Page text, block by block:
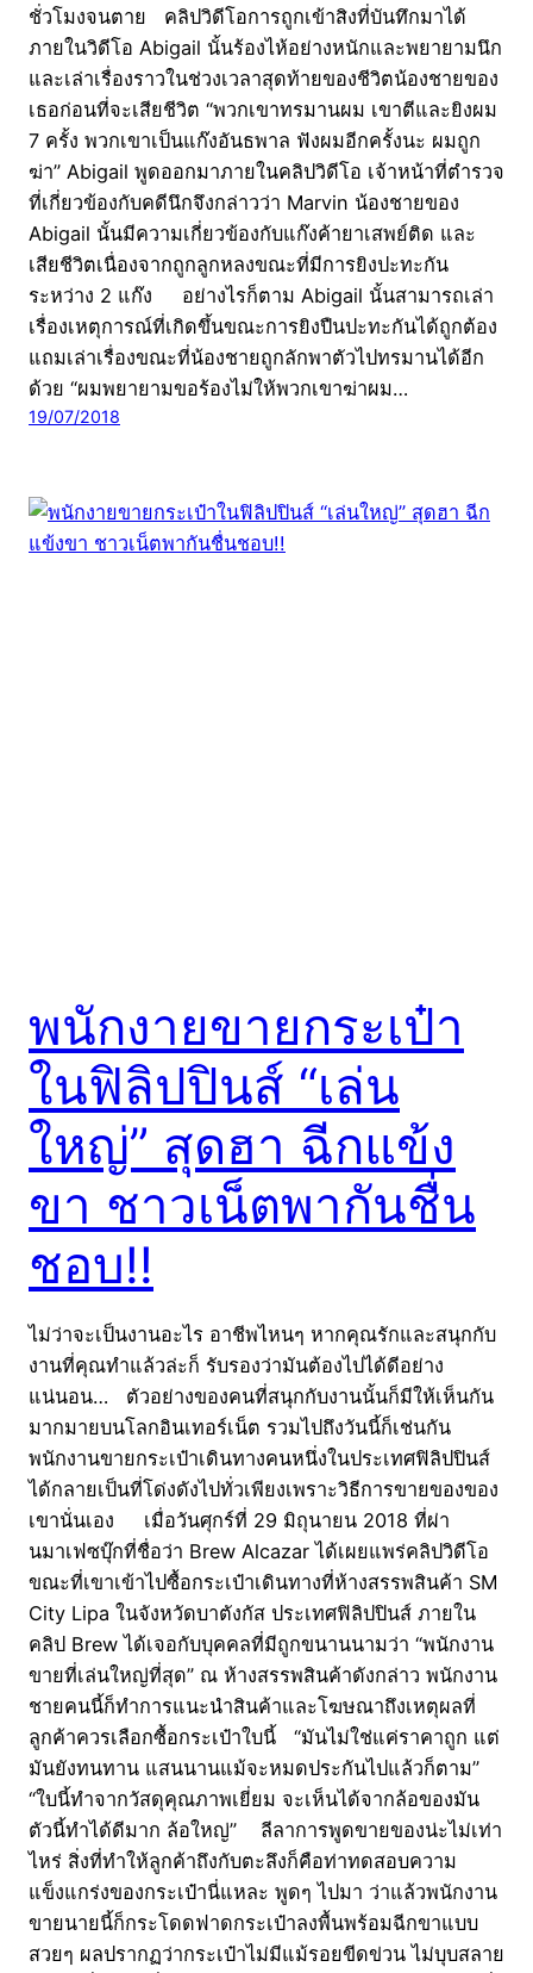
ชั่วโมงจนตาย คลิปวิดีโอการถูกเข้าสิงที่บันทึกมาได้
ภายในวิดีโอ Abigail นั้นร้องไห้อย่างหนักและพยายามนึก
และเล่าเรื่องราวในช่วงเวลาสุดท้ายของชีวิตน้องชายของ
เธอก่อนที่จะเสียชีวิต “พวกเขาทรมานผม เขาตีและยิงผม
7 ครั้ง พวกเขาเป็นแก๊งอันธพาล ฟังผมอีกครั้งนะ ผมถูก
ฆ่า” Abigail พูดออกมาภายในคลิปวิดีโอ เจ้าหน้าที่ตำรวจ
ที่เกี่ยวข้องกับคดีนึกจึงกล่าวว่า Marvin น้องชายของ
Abigail นั้นมีความเกี่ยวข้องกับแก๊งค้ายาเสพย์ติด และ
เสียชีวิตเนื่องจากถูกลูกหลงขณะที่มีการยิงปะทะกัน
ระหว่าง 2 แก๊ง อย่างไรก็ตาม Abigail นั้นสามารถเล่า
เรื่องเหตุการณ์ที่เกิดขึ้นขณะการยิงปืนปะทะกันได้ถูกต้อง
แถมเล่าเรื่องขณะที่น้องชายถูกลักพาตัวไปทรมานได้อีก
ด้วย “ผมพยายามขอร้องไม่ให้พวกเขาฆ่าผม…
19/07/2018
พนักงายขายกระเป๋า
ในฟิลิปปินส์ “เล่น
ใหญ่” สุดฮา ฉีกแข้ง
ขา ชาวเน็ตพากันชื่น
ชอบ!!
ไม่ว่าจะเป็นงานอะไร อาชีพไหนๆ หากคุณรักและสนุกกับ
งานที่คุณทำแล้วล่ะก็ รับรองว่ามันต้องไปได้ดีอย่าง
แน่นอน… ตัวอย่างของคนที่สนุกกับงานนั้นก็มีให้เห็นกัน
มากมายบนโลกอินเทอร์เน็ต รวมไปถึงวันนี้ก็เช่นกัน
พนักงานขายกระเป๋าเดินทางคนหนึ่งในประเทศฟิลิปปินส์
ได้กลายเป็นที่โด่งดังไปทั่วเพียงเพราะวิธีการขายของของ
เขานั่นเอง เมื่อวันศุกร์ที่ 29 มิถุนายน 2018 ที่ผ่า
นมาเฟซบุ๊กที่ชื่อว่า Brew Alcazar ได้เผยแพร่คลิปวิดีโอ
ขณะที่เขาเข้าไปซื้อกระเป๋าเดินทางที่ห้างสรรพสินค้า SM
City Lipa ในจังหวัดบาตังกัส ประเทศฟิลิปปินส์ ภายใน
คลิป Brew ได้เจอกับบุคคลที่มีถูกขนานนามว่า “พนักงาน
ขายที่เล่นใหญ่ที่สุด” ณ ห้างสรรพสินค้าดังกล่าว พนักงาน
ชายคนนี้ก็ทำการแนะนำสินค้าและโฆษณาถึงเหตุผลที่
ลูกค้าควรเลือกซื้อกระเป๋าใบนี้ “มันไม่ใช่แค่ราคาถูก แต่
มันยังทนทาน แสนนานแม้จะหมดประกันไปแล้วก็ตาม”
“ใบนี้ทำจากวัสดุคุณภาพเยี่ยม จะเห็นได้จากล้อของมัน
ตัวนี้ทำได้ดีมาก ล้อใหญ่” ลีลาการพูดขายของน่ะไม่เท่า
ไหร่ สิ่งที่ทำให้ลูกค้าถึงกับตะลึงก็คือท่าทดสอบความ
แข็งแกร่งของกระเป๋านี่แหละ พูดๆ ไปมา ว่าแล้วพนักงาน
ขายนายนี้ก็กระโดดฟาดกระเป๋าลงพื้นพร้อมฉีกขาแบบ
สวยๆ ผลปรากฏว่ากระเป๋าไม่มีแม้รอยขีดข่วน ไม่บุบสลาย